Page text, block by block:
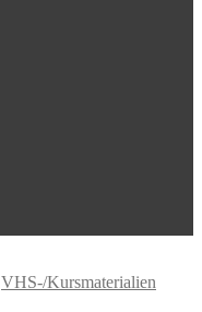
VHS-/Kursmaterialien